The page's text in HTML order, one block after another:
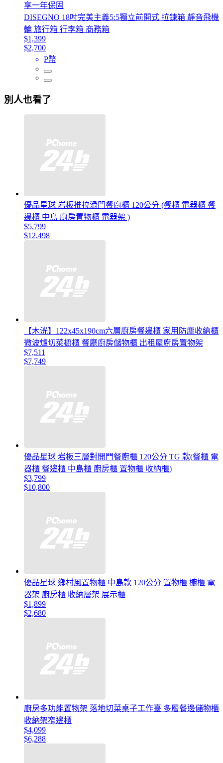
享一年保固
DISEGNO 18吋完美主義5:5獨立前開式 拉鍊箱 靜音飛機
輪 旅行箱 行李箱 商務箱
$1,399
$2,700
P幣
別人也看了
優品星球 岩板推拉滑門餐廚櫃 120公分 (餐櫃 電器櫃 餐
邊櫃 中島 廚房置物櫃 電器架 )
$5,799
$12,498
【木洸】122x45x190cm六層廚房餐邊櫃 家用防塵收納櫃
微波爐切菜櫥櫃 餐廳廚房儲物櫃 出租屋廚房置物架
$7,511
$7,749
優品星球 岩板三層對開門餐廚櫃 120公分 TG 款(餐櫃 電
器櫃 餐邊櫃 中島櫃 廚房櫃 置物櫃 收納櫃)
$3,799
$10,800
優品星球 鄉村風置物櫃 中島款 120公分 置物櫃 櫥櫃 電
器架 廚房櫃 收納層架 展示櫃
$1,899
$2,680
廚房多功能置物架 落地切菜桌子工作臺 多層餐邊儲物櫃
收納架窄邊櫃
$4,099
$6,288